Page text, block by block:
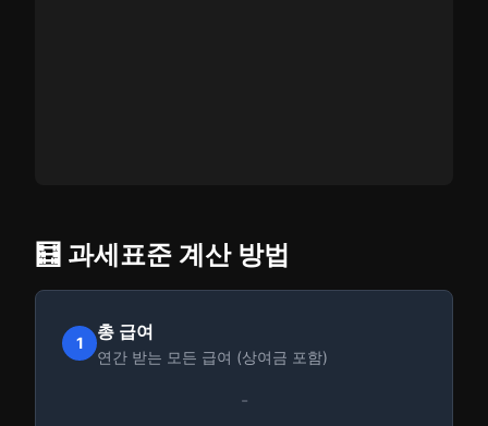
🧮 과세표준 계산 방법
1 총 급여
연간 받는 모든 급여 (상여금 포함)
-